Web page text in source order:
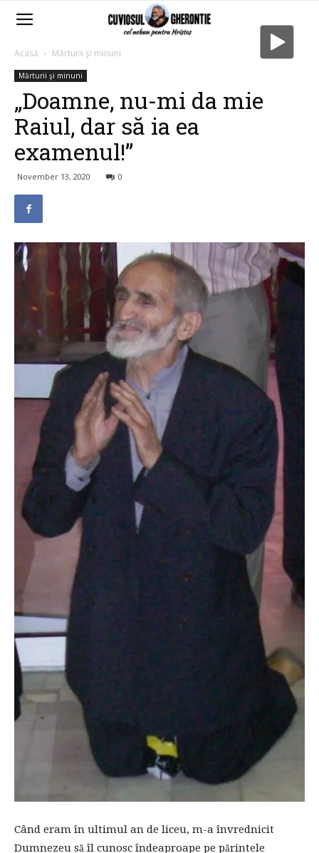
Acasă Mărturii şi minuni
Mărturii şi minuni
„Doamne, nu-mi da mie
Raiul, dar să ia ea
examenul!”
November 13, 2020 0
Când eram în ultimul an de liceu, m-a învrednicit
Dumnezeu să îl cunosc îndeaproape pe părintele